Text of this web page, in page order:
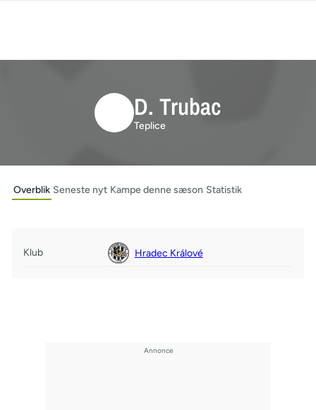
D. Trubac
Teplice
Overblik Seneste nyt Kampe denne sæson Statistik
Klub Hradec Králové